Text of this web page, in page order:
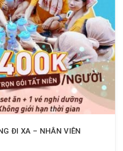
ĐI XA – NHÂN VIÊN